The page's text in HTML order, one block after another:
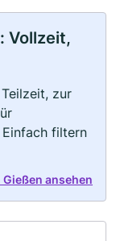
Vollzeit,
zur
Einfach filtern
ansehen